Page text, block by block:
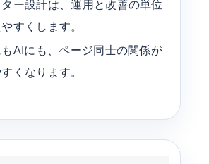
ー設計は、運用と改善の単位
すくします。
AIにも、ページ同士の関係が
くなります。